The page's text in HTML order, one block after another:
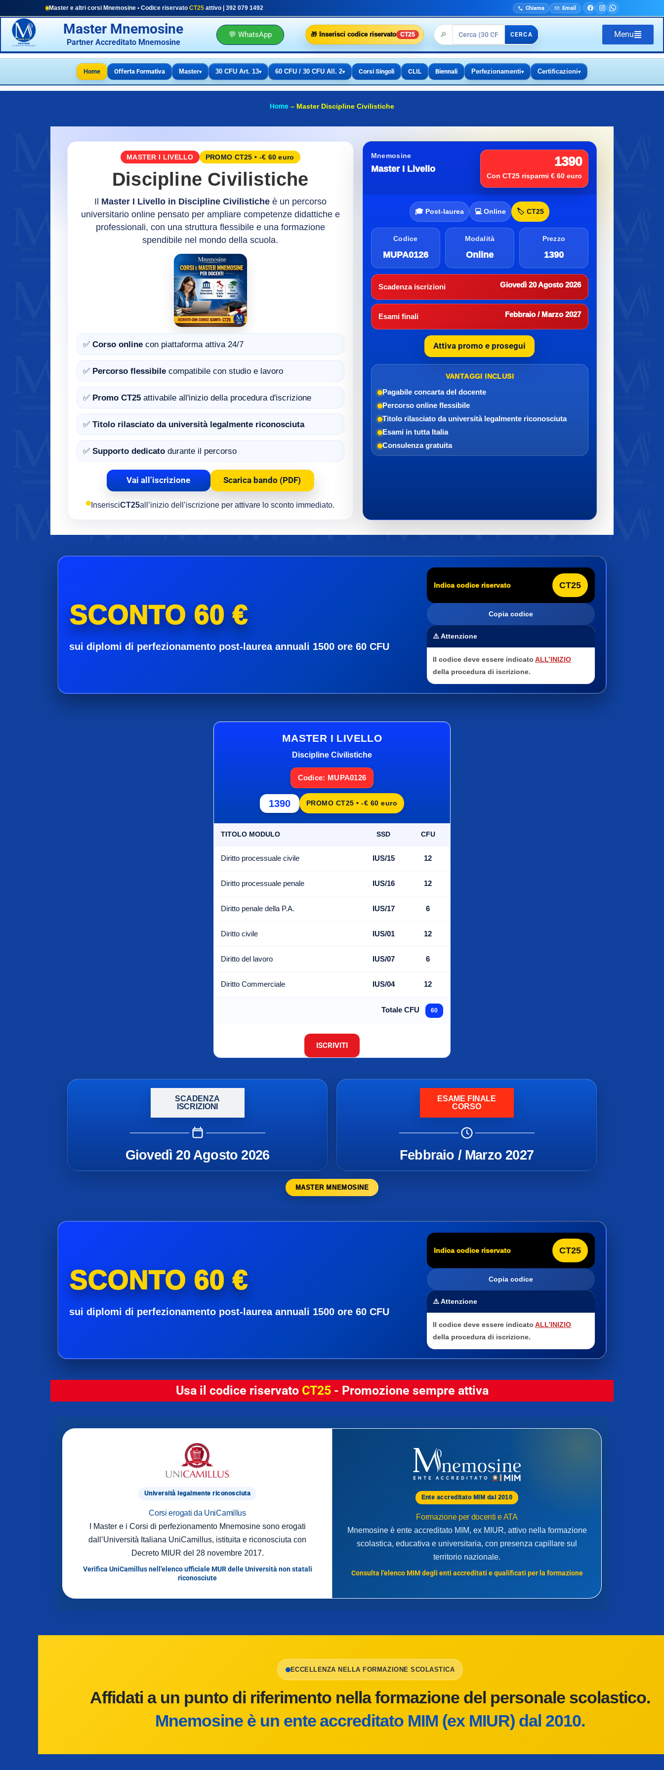
Master e altri corsi Mnemosine • Codice riservato CT25 attivo | 392 079 1492 Chiama Email
Master Mnemosine
Partner Accreditato Mnemosine
💬 WhatsApp 🎁 Inserisci codice riservato CT25 🔎 CERCA Menu
Home Offerta Formativa Master▾ 30 CFU Art. 13▾ 60 CFU / 30 CFU All. 2▾ Corsi Singoli CLIL Biennali Perfezionamenti▾ Certificazioni▾
Home – Master Discipline Civilistiche
MASTER I LIVELLO PROMO CT25 • -€ 60 euro
Discipline Civilistiche
Il Master I Livello in Discipline Civilisticheè un percorso
universitario online pensato per ampliare competenze didattiche e
professionali, con una struttura flessibile e una formazione
spendibile nel mondo della scuola.
✅ Corso online con piattaforma attiva 24/7
✅ Percorso flessibile compatibile con studio e lavoro
✅ Promo CT25 attivabile all'inizio della procedura d'iscrizione
✅ Titolo rilasciato da università legalmente riconosciuta
✅ Supporto dedicato durante il percorso
Vai all’iscrizione Scarica bando (PDF)
InserisciCT25all’inizio dell’iscrizione per attivare lo sconto immediato.
Mnemosine
Master I Livello 1390
Con CT25 risparmi € 60 euro
🎓 Post-laurea 💻 Online 🏷️ CT25
Codice
MUPA0126
Modalità
Online
Prezzo
1390
Scadenza iscrizioni Giovedì 20 Agosto 2026
Esami finali Febbraio / Marzo 2027
Attiva promo e prosegui
VANTAGGI INCLUSI
Pagabile concarta del docente
Percorso online flessibile
Titolo rilasciato da università legalmente riconosciuta
Esami in tutta Italia
Consulenza gratuita
SCONTO 60 €
sui diplomi di perfezionamento post-laurea annuali 1500 ore 60 CFU
Indica codice riservato CT25
Copia codice
⚠️ Attenzione
Il codice deve essere indicatoALL’INIZIO
della procedura di iscrizione.
MASTER I LIVELLO
Discipline Civilistiche
Codice: MUPA0126
1390 PROMO CT25 • -€ 60 euro
TITOLO MODULO SSD CFU
Diritto processuale civile IUS/15 12
Diritto processuale penale IUS/16 12
Diritto penale della P.A. IUS/17 6
Diritto civile IUS/01 12
Diritto del lavoro IUS/07 6
Diritto Commerciale IUS/04 12
Totale CFU 60
ISCRIVITI
SCADENZA
ISCRIZIONI
Giovedì 20 Agosto 2026
ESAME FINALE
CORSO
Febbraio / Marzo 2027
MASTER MNEMOSINE
SCONTO 60 €
sui diplomi di perfezionamento post-laurea annuali 1500 ore 60 CFU
Indica codice riservato CT25
Copia codice
⚠️ Attenzione
Il codice deve essere indicatoALL’INIZIO
della procedura di iscrizione.
Usa il codice riservato CT25- Promozione sempre attiva
Università legalmente riconosciuta
Corsi erogati da UniCamillus
I Master e i Corsi di perfezionamento Mnemosine sono erogati
dall’Università Italiana UniCamillus, istituita e riconosciuta con
Decreto MIUR del 28 novembre 2017.
Verifica UniCamillus nell’elenco ufficiale MUR delle Università non statali
riconosciute
Ente accreditato MIM dal 2010
Formazione per docenti e ATA
Mnemosine è ente accreditato MIM, ex MIUR, attivo nella formazione
scolastica, educativa e universitaria, con presenza capillare sul
territorio nazionale.
Consulta l’elenco MIM degli enti accreditati e qualificati per la formazione
ECCELLENZA NELLA FORMAZIONE SCOLASTICA
Affidati a un punto di riferimento nella formazione del personale scolastico.
Mnemosine è un ente accreditato MIM (ex MIUR) dal 2010.